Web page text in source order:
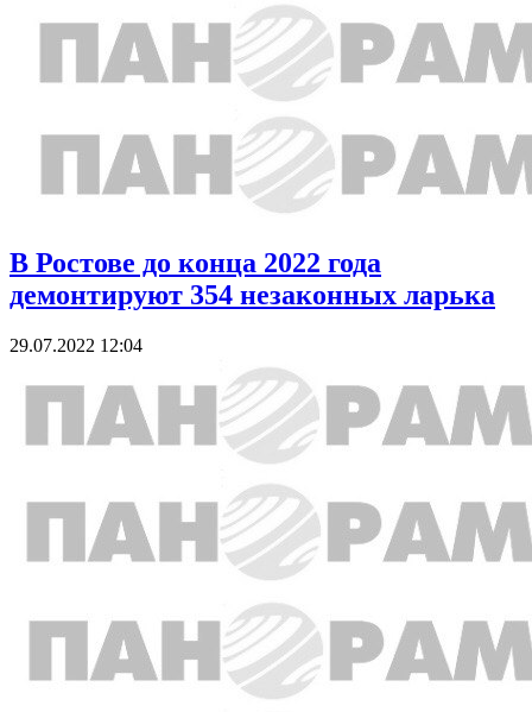
В Ростове до конца 2022 года
демонтируют 354 незаконных ларька
29.07.2022 12:04